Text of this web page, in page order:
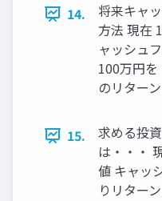
14.
将来キャ
方法 現在
ャッシュ
100万円
のリター
15.
求める投
は・・・
値 キャッ
りリター